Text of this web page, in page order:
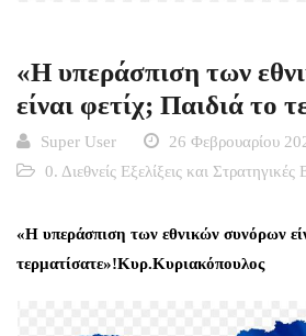
«Η υπεράσπιση των
είναι φετίχ; Παιδιά το
Super User
26 Φεβρουαρίου
0. Διεθνείς Εξελίξεις και Στρατηγικές
«Η υπεράσπιση των εθνικών συνόρων
τερματίσατε»!Κυρ.Κυριακόπουλος